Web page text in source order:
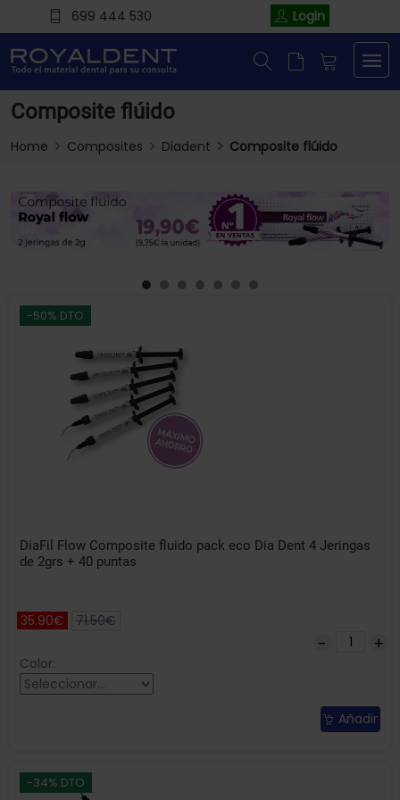
699 444 530 Login
Composite flúido
Home Composites Diadent Composite flúido
-50% DTO
DiaFil Flow Composite fluido pack eco Dia Dent 4 Jeringas
de 2grs + 40 puntas
35.90€ 71.50€
Color:
Añadir
-34% DTO